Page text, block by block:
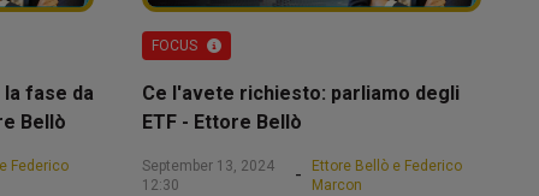
fase da
Bellò
Federico
FOCUS
Ce l'avete richiesto: parliamo degli
ETF - Ettore Bellò
September 13, 2024
12:30
-
Ettore Bellò e Federico
Marcon